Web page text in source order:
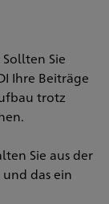
Sie
Ihre Beiträge
trotz
Sie aus der
das ein